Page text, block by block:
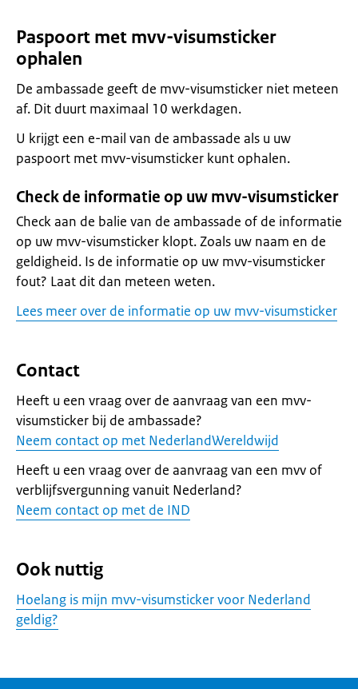
Paspoort met mvv-visumsticker
ophalen
De ambassade geeft de mvv-visumsticker niet meteen
af. Dit duurt maximaal 10 werkdagen.
U krijgt een e-mail van de ambassade als u uw
paspoort met mvv-visumsticker kunt ophalen.
Check de informatie op uw mvv-visumsticker
Check aan de balie van de ambassade of de informatie
op uw mvv-visumsticker klopt. Zoals uw naam en de
geldigheid. Is de informatie op uw mvv-visumsticker
fout? Laat dit dan meteen weten.
Lees meer over de informatie op uw mvv-visumsticker
Contact
Heeft u een vraag over de aanvraag van een mvv-
visumsticker bij de ambassade?
Neem contact op met NederlandWereldwijd
Heeft u een vraag over de aanvraag van een mvv of
verblijfsvergunning vanuit Nederland?
Neem contact op met de IND
Ook nuttig
Hoelang is mijn mvv-visumsticker voor Nederland
geldig?